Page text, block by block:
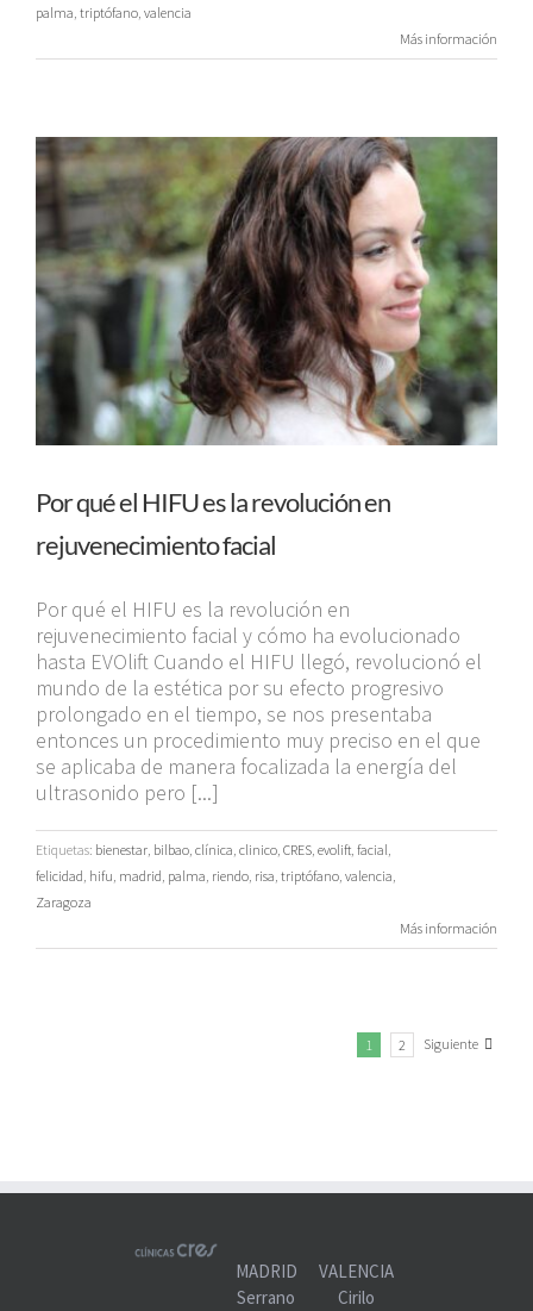
palma, triptófano, valencia
Más información
Por qué el HIFU es la revolución en
rejuvenecimiento facial
Por qué el HIFU es la revolución en
rejuvenecimiento facial y cómo ha evolucionado
hasta EVOlift Cuando el HIFU llegó, revolucionó el
mundo de la estética por su efecto progresivo
prolongado en el tiempo, se nos presentaba
entonces un procedimiento muy preciso en el que
se aplicaba de manera focalizada la energía del
ultrasonido pero [...]
Etiquetas: bienestar, bilbao, clínica, clinico, CRES, evolift, facial,
felicidad, hifu, madrid, palma, riendo, risa, triptófano, valencia,
Zaragoza
Más información
1 2 Siguiente
MADRID
Serrano
VALENCIA
Cirilo